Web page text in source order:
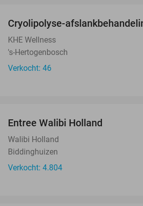
Cryolipolyse-
KHE Wellness
's-Hertogenbosch
Verkocht: 46
Entree Walibi Holland
Walibi Holland
Biddinghuizen
Verkocht: 4.804